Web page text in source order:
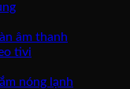
âm thanh
tivi
nóng lạnh